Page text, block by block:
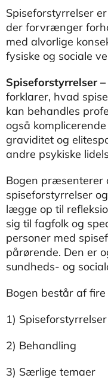
Spiseforstyrrelser
der forvrænger
med alvorlige
fysiske og sociale
Spiseforstyrrelser
forklarer, hvad
kan behandles
også
graviditet og
andre psykiske
Bogen præsenterer
spiseforstyrrelser
lægge op til
sig til fagfolk og
personer med
pårørende. Den er
sundheds- og
Bogen består af fire
1) Spiseforstyrrelser
2) Behandling
3) Særlige temaer